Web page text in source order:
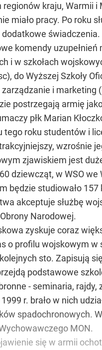
regionów kraju, Warmii
miało pracy. Po roku
dodatkowe
komendy
i w szkołach
do Wyższej Szkoły
i marketing
postrzegają armię
płk Marian
tego roku studentów i
wzrośnie
zjawiskiem jest
dziewcząt, w WSO we
będzie studiowało
akceptuje służbę
Narodowej.
zyskuje coraz
o profilu wojskowym w
sto. Zapisują
podstawowe
- seminaria, rajdy,
r. brało w nich
spadochronowych.
MON.
się w armii